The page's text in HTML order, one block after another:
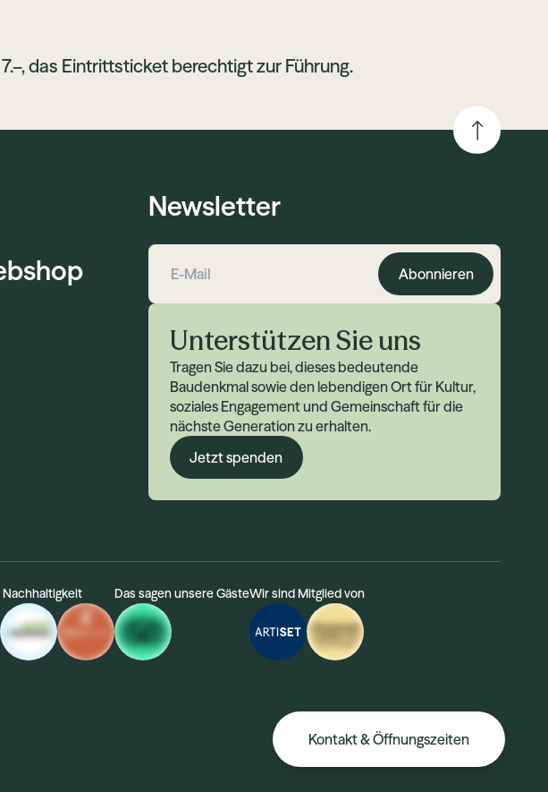
das Eintrittsticket berechtigt zur Führung.
Kontakt & Öffnungszeiten
Newsletter
E-Mail-Adresse Abonnieren
Unterstützen Sie uns
Tragen Sie dazu bei, dieses bedeutende
Baudenkmal sowie den lebendigen Ort für Kultur,
soziales Engagement und Gemeinschaft für die
nächste Generation zu erhalten.
Jetzt spenden
Das sagen unsere GästeWir sind Mitglied von
DEEN